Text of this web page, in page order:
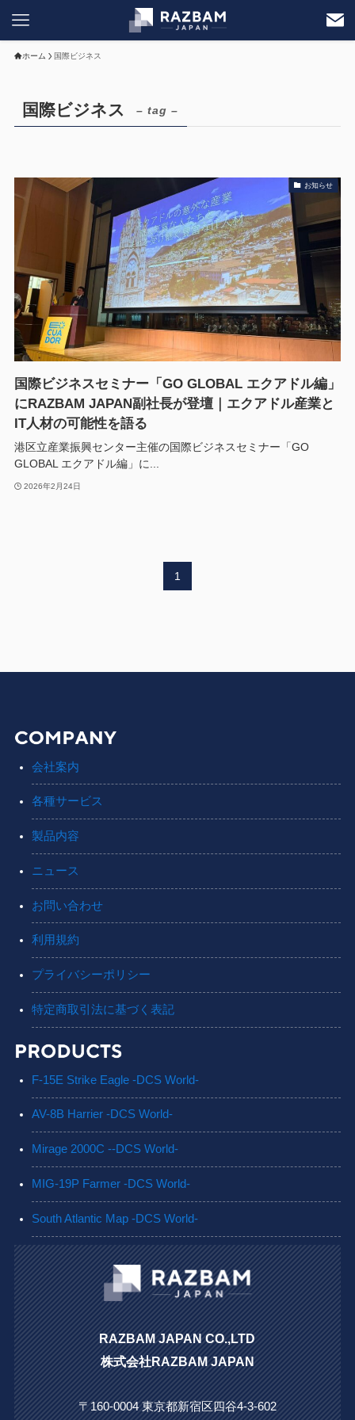
ホーム 国際ビジネス
国際ビジネス – tag –
お知らせ
国際ビジネスセミナー「GO GLOBAL エクアドル編」
にRAZBAM JAPAN副社長が登壇｜エクアドル産業と
IT人材の可能性を語る
港区立産業振興センター主催の国際ビジネスセミナー「GO
GLOBAL エクアドル編」に...
2026年2月24日
1
会社案内
各種サービス
製品内容
ニュース
お問い合わせ
利用規約
プライバシーポリシー
特定商取引法に基づく表記
F-15E Strike Eagle -DCS World-
AV-8B Harrier -DCS World-
Mirage 2000C --DCS World-
MIG-19P Farmer -DCS World-
South Atlantic Map -DCS World-
RAZBAM JAPAN CO.,LTD
株式会社RAZBAM JAPAN
〒160-0004 東京都新宿区四谷4-3-602